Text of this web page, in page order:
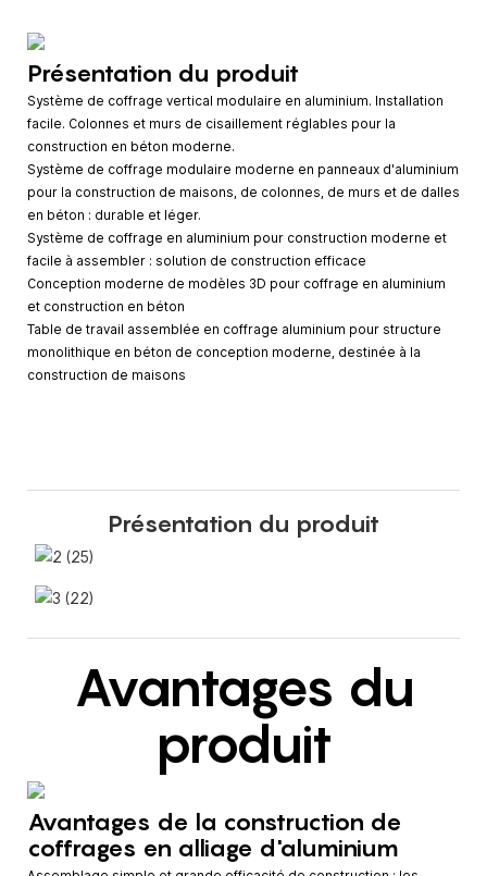
Présentation du produit
Système de coffrage vertical modulaire en aluminium. Installation
facile. Colonnes et murs de cisaillement réglables pour la
construction en béton moderne.
Système de coffrage modulaire moderne en panneaux d'aluminium
pour la construction de maisons, de colonnes, de murs et de dalles
en béton : durable et léger.
Système de coffrage en aluminium pour construction moderne et
facile à assembler : solution de construction efficace
Conception moderne de modèles 3D pour coffrage en aluminium
et construction en béton
Table de travail assemblée en coffrage aluminium pour structure
monolithique en béton de conception moderne, destinée à la
construction de maisons
Présentation du produit
Avantages du
produit
Avantages de la construction de
coffrages en alliage d'aluminium